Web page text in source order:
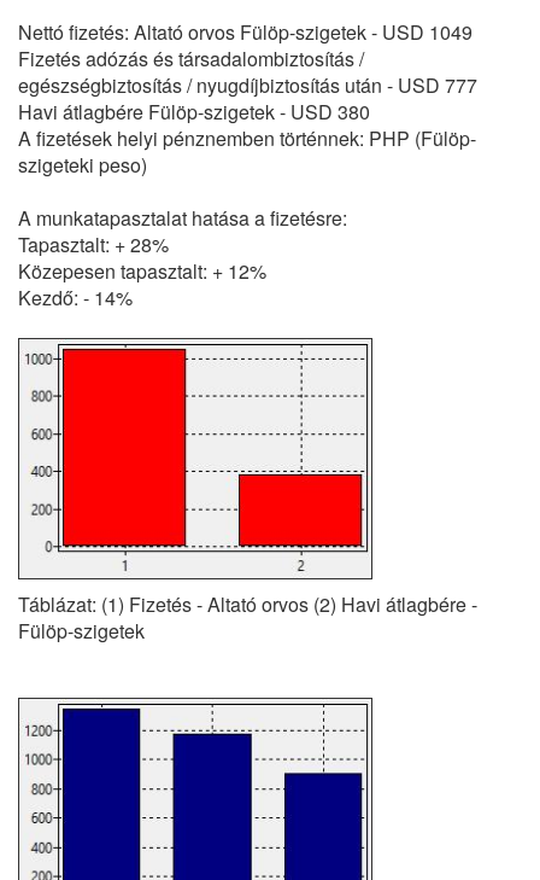
Nettó fizetés: Altató orvos Fülöp-szigetek - USD 1049
Fizetés adózás és társadalombiztosítás /
egészségbiztosítás / nyugdíjbiztosítás után - USD 777
Havi átlagbére Fülöp-szigetek - USD 380
A fizetések helyi pénznemben történnek: PHP (Fülöp-
szigeteki peso)
A munkatapasztalat hatása a fizetésre:
Tapasztalt: + 28%
Közepesen tapasztalt: + 12%
Kezdő: - 14%
Táblázat: (1) Fizetés - Altató orvos (2) Havi átlagbére -
Fülöp-szigetek